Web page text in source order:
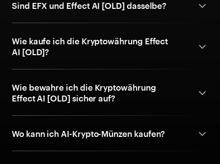
Sind EFX und Effect AI [OLD] dasselbe?
Wie kaufe ich die Kryptowährung Effect
AI [OLD]?
Wie bewahre ich die Kryptowährung
Effect AI [OLD] sicher auf?
Wo kann ich AI-Krypto-Münzen kaufen?